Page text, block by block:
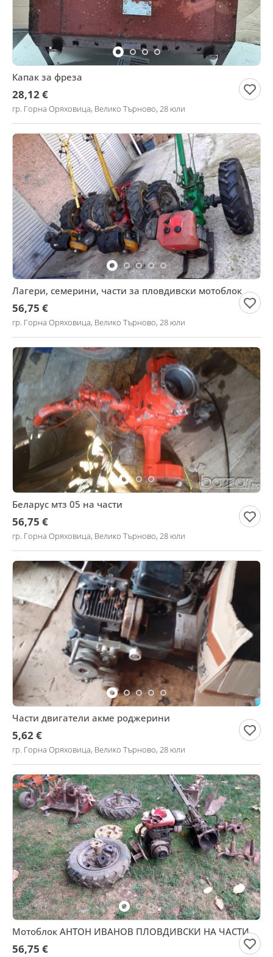
Капак за фреза
28,12 €
гр. Горна Оряховица, Велико Търново, 28 юли
Лагери, семерини, части за пловдивски мотоблок
56,75 €
гр. Горна Оряховица, Велико Търново, 28 юли
Беларус мтз 05 на части
56,75 €
гр. Горна Оряховица, Велико Търново, 28 юли
Части двигатели акме роджерини
5,62 €
гр. Горна Оряховица, Велико Търново, 28 юли
Мотоблок АНТОН ИВАНОВ ПЛОВДИВСКИ НА ЧАСТИ
56,75 €